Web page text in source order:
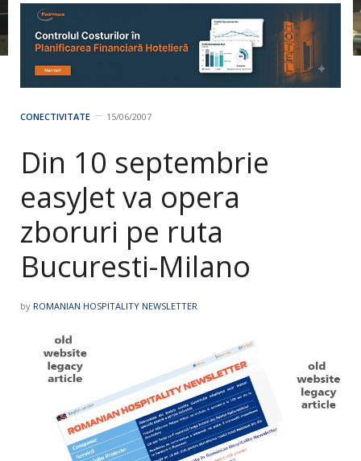
CONECTIVITATE 15/06/2007
Din 10 septembrie
easyJet va opera
zboruri pe ruta
Bucuresti-Milano
by ROMANIAN HOSPITALITY NEWSLETTER